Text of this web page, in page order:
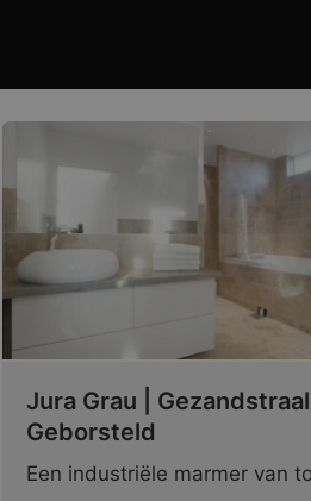
Jura Grau |
Geborsteld
Een industriële marmer van